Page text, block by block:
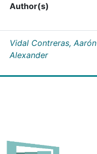
Author(s)
Vidal Contreras, Aarón
Alexander